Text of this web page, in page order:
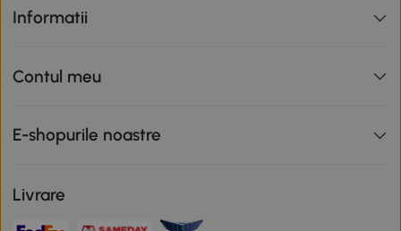
Informatii
Contul meu
E-shopurile noastre
Livrare